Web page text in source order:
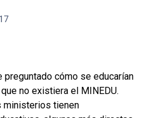
preguntado cómo se educarían
no existiera el MINEDU.
ministerios tienen